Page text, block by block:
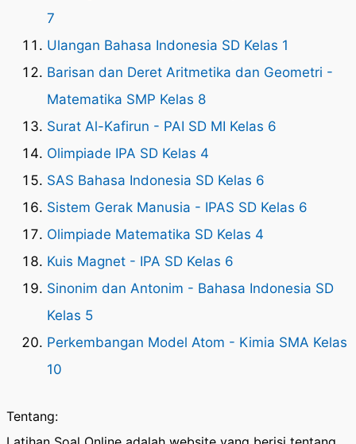
7
Ulangan Bahasa Indonesia SD Kelas 1
Barisan dan Deret Aritmetika dan Geometri -
Matematika SMP Kelas 8
Surat Al-Kafirun - PAI SD MI Kelas 6
Olimpiade IPA SD Kelas 4
SAS Bahasa Indonesia SD Kelas 6
Sistem Gerak Manusia - IPAS SD Kelas 6
Olimpiade Matematika SD Kelas 4
Kuis Magnet - IPA SD Kelas 6
Sinonim dan Antonim - Bahasa Indonesia SD
Kelas 5
Perkembangan Model Atom - Kimia SMA Kelas
10
Tentang: